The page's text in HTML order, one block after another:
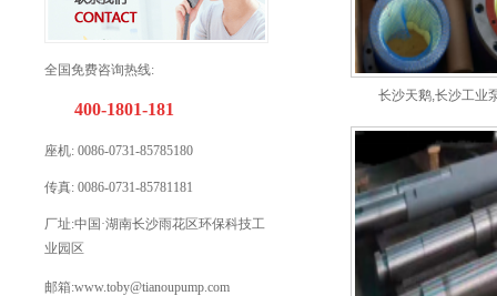
全国免费咨询热线:
400-1801-181
座机: 0086-0731-85785180
传真: 0086-0731-85781181
厂址:中国·湖南长沙雨花区环保科技工
业园区
邮箱:www.toby@tianoupump.com
长沙天鹅,长沙工业